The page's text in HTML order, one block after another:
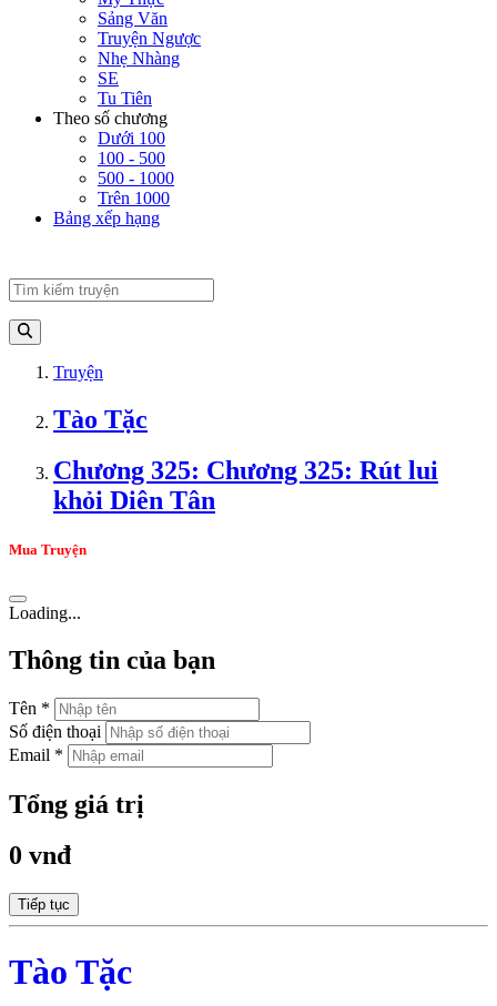
Sảng Văn
Truyện Ngược
Nhẹ Nhàng
SE
Tu Tiên
Theo số chương
Dưới 100
100 - 500
500 - 1000
Trên 1000
Bảng xếp hạng
Truyện
Tào Tặc
Chương 325: Chương 325: Rút lui
khỏi Diên Tân
Mua Truyện
Loading...
Thông tin của bạn
Tên *
Số điện thoại
Email *
Tổng giá trị
0 vnđ
Tiếp tục
Tào Tặc